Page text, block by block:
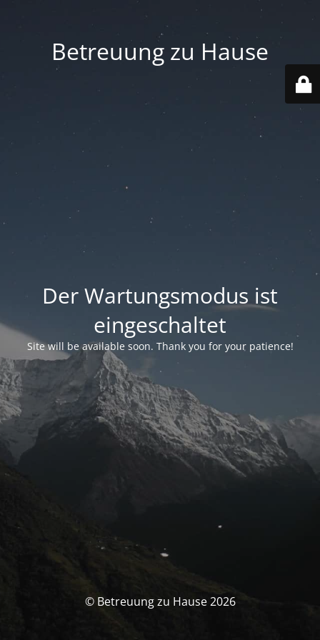
Betreuung zu Hause
Der Wartungsmodus ist
eingeschaltet
Site will be available soon. Thank you for your patience!
© Betreuung zu Hause 2026